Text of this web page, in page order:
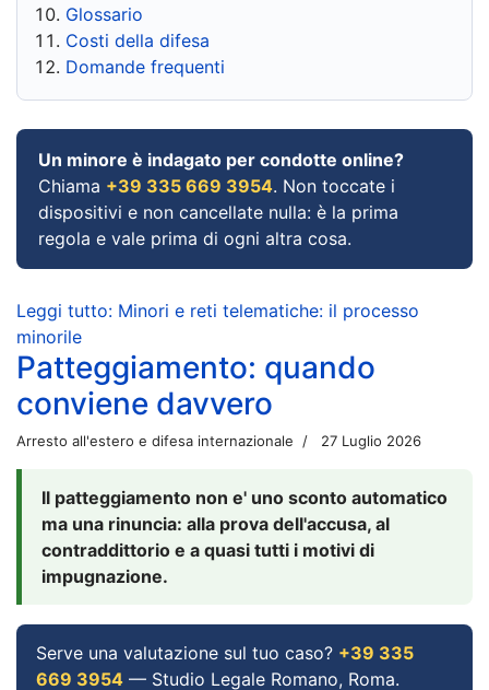
Glossario
Costi della difesa
Domande frequenti
Un minore è indagato per condotte online?
Chiama +39 335 669 3954. Non toccate i
dispositivi e non cancellate nulla: è la prima
regola e vale prima di ogni altra cosa.
Leggi tutto: Minori e reti telematiche: il processo
minorile
Patteggiamento: quando
conviene davvero
Arresto all'estero e difesa internazionale 27 Luglio 2026
Il patteggiamento non e' uno sconto automatico
ma una rinuncia: alla prova dell'accusa, al
contraddittorio e a quasi tutti i motivi di
impugnazione.
Serve una valutazione sul tuo caso? +39 335
669 3954 — Studio Legale Romano, Roma.